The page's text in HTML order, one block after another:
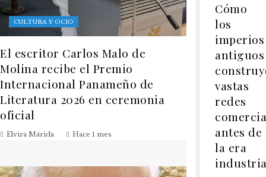
CULTURA Y OCIO
El escritor Carlos Malo de
Molina recibe el Premio
Internacional Panameño de
Literatura 2026 en ceremonia
oficial
Elvira Márida Hace 1 mes
Cómo
los
imperios
antiguos
vastas
redes
antes de
la era